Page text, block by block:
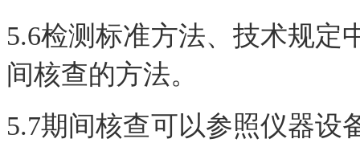
5.6检测标准方法、技术规定
间核查的方法。
5.7期间核查可以参照仪器设